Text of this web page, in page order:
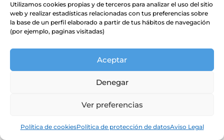
Utilizamos cookies propias y de terceros para analizar el uso del sitio
web y realizar estadísticas relacionadas con tus preferencias sobre
la base de un perfil elaborado a partir de tus hábitos de navegación
(por ejemplo, paginas visitadas)
Aceptar
Denegar
Ver preferencias
Política de cookiesPolítica de protección de datosAviso Legal